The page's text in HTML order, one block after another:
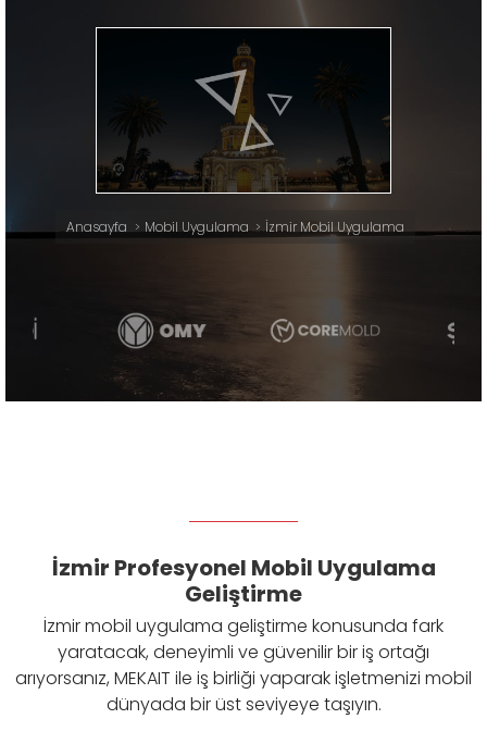
Anasayfa Mobil Uygulama İzmir Mobil Uygulama
İzmir Profesyonel Mobil Uygulama
Geliştirme
İzmir mobil uygulama geliştirme konusunda fark
yaratacak, deneyimli ve güvenilir bir iş ortağı
arıyorsanız, MEKAIT ile iş birliği yaparak işletmenizi mobil
dünyada bir üst seviyeye taşıyın.